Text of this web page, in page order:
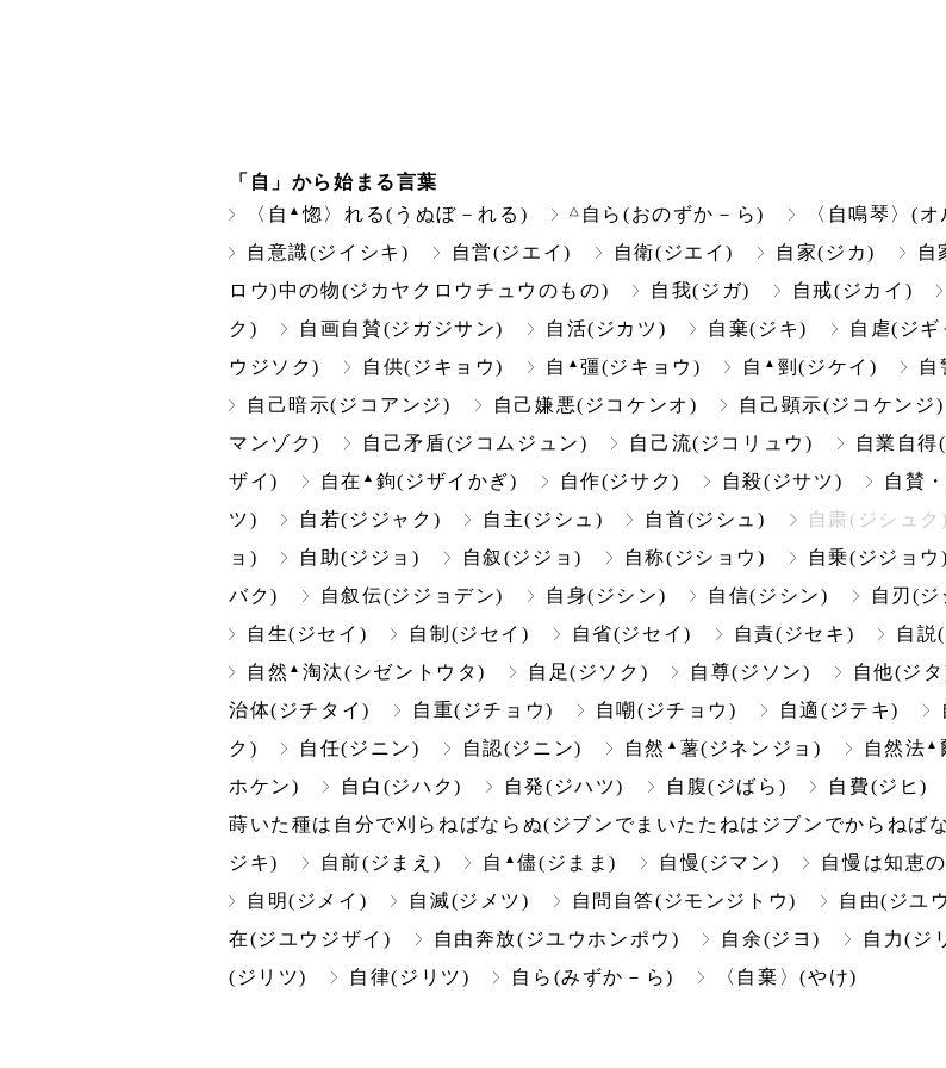
「自」から始まる言葉
〈自 ▲惚〉れる(うぬぼ－れる) △ 自ら(おのずか－ら) 〈自鳴琴〉(
自意識(ジイシキ)
自営(ジエイ) 自衛(ジエイ) 自家(ジカ) 自
ロウ)中の物(ジカヤクロウチュウのもの)
自我(ジガ) 自戒(ジカイ)
ク)
自画自賛(ジガジサン) 自活(ジカツ) 自棄(ジキ) 自虐(ジギ
ウジソク)
自供(ジキョウ) 自 ▲彊(ジキョウ) 自 ▲ 剄(ジケイ) 自
自己暗示(ジコアンジ)
自己嫌悪(ジコケンオ) 自己顕示(ジコケンジ)
マンゾク)
自己矛盾(ジコムジュン) 自己流(ジコリュウ) 自業自得
ザイ)
自在 ▲ 鉤(ジザイかぎ) 自作(ジサク) 自殺(ジサツ) 自賛
ツ)
自若(ジジャク) 自主(ジシュ) 自首(ジシュ) 自粛(ジシュク)
ョ)
自助(ジジョ) 自叙(ジジョ) 自称(ジショウ) 自乗(ジジョウ)
バク)
自叙伝(ジジョデン) 自身(ジシン) 自信(ジシン) 自刃(ジ
自生(ジセイ)
自制(ジセイ) 自省(ジセイ) 自責(ジセキ) 自説
自然 ▲ 淘汰(シゼントウタ) 自足(ジソク) 自尊(ジソン) 自他(ジ
治体(ジチタイ)
自重(ジチョウ) 自嘲(ジチョウ) 自適(ジテキ)
ク)
自任(ジニン) 自認(ジニン) 自然 ▲ 薯(ジネンジョ) 自然法 ▲
ホケン)
自白(ジハク) 自発(ジハツ) 自腹(ジばら) 自費(ジヒ)
蒔いた種は自分で刈らねばならぬ(ジブンでまいたたねはジブンでからねば
ジキ)
自前(ジまえ) 自 ▲儘(ジまま) 自慢(ジマン)
自慢は知恵
自明(ジメイ)
自滅(ジメツ) 自問自答(ジモンジトウ) 自由(ジユ
在(ジユウジザイ)
自由奔放(ジユウホンポウ) 自余(ジヨ) 自力(ジ
(ジリツ)
自律(ジリツ) 自ら(みずか－ら) 〈自棄〉(やけ)